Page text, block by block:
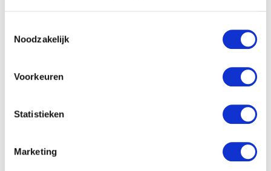
Noodzakelijk
Voorkeuren
Statistieken
Marketing
jaarrekening. De
werk van de
uitgewerkt.